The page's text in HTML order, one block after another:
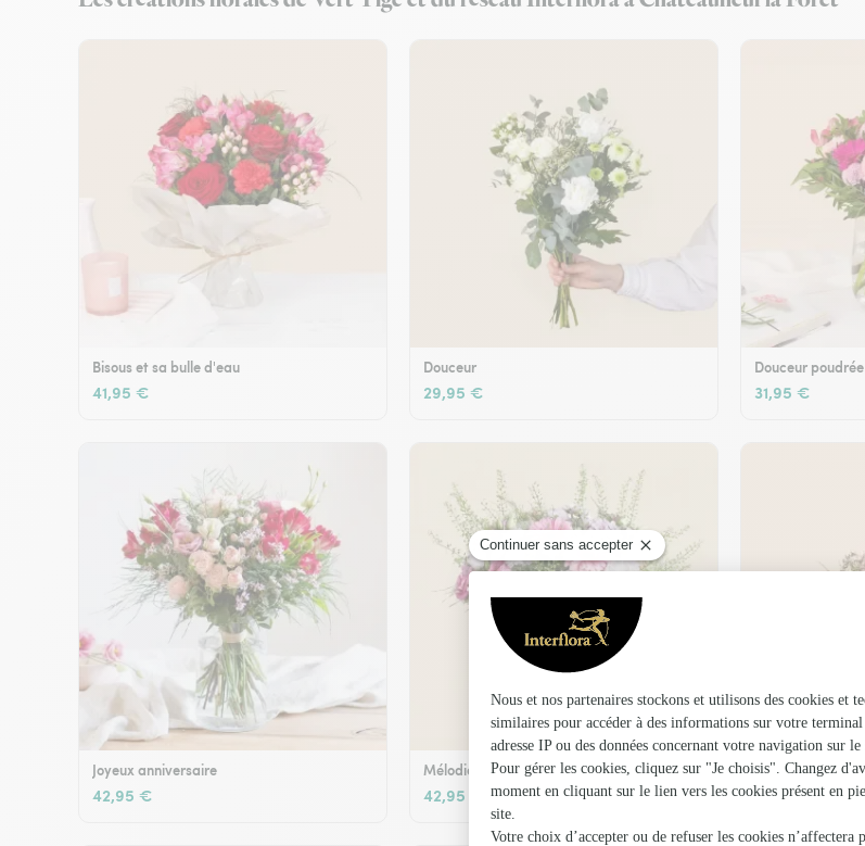
Bisous et sa bulle d'eau
41,95 €
Douceur
29,95 €
Douceur poudrée
31,95 €
Joyeux anniversaire
42,95 €
Mélodie et son vase offert
42,95 €
Plaisir fleuri
36,95 €